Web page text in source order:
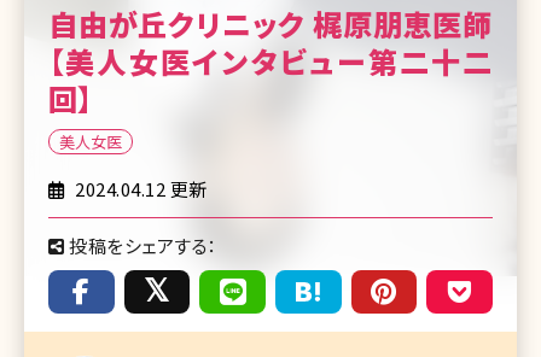
自由が丘クリニック 梶原朋恵医師
【美人女医インタビュー第二十二
回】
美人女医
2024.04.12 更新
投稿をシェアする：